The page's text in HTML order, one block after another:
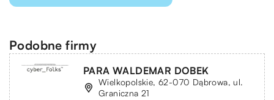
Podobne firmy
PARA WALDEMAR DOBEK
Wielkopolskie, 62-070 Dąbrowa, ul.
Graniczna 21